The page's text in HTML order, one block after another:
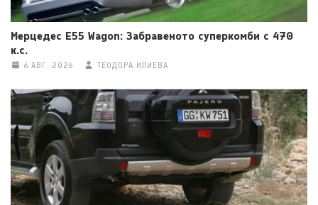
Мерцедес E55 Wagon: Забравеното суперкомби с 470
к.с.
6 АВГ. 2026 ТЕОДОРА ИЛИЕВА